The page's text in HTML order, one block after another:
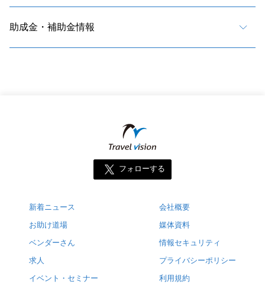
助成金・補助金情報
フォローする
新着ニュース
お助け道場
ベンダーさん
求人
イベント・セミナー
会社概要
媒体資料
情報セキュリティ
プライバシーポリシー
利用規約